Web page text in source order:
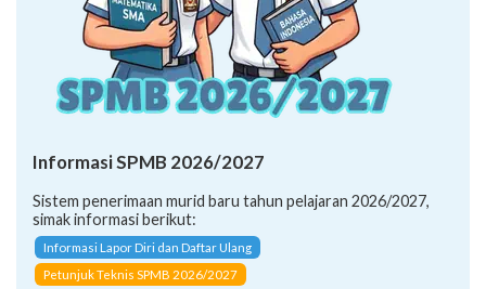
Informasi SPMB 2026/2027
Sistem penerimaan murid baru tahun pelajaran 2026/2027,
simak informasi berikut:
Informasi Lapor Diri dan Daftar Ulang
Petunjuk Teknis SPMB 2026/2027